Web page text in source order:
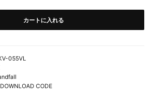
カートに入れる
055VL
CODE